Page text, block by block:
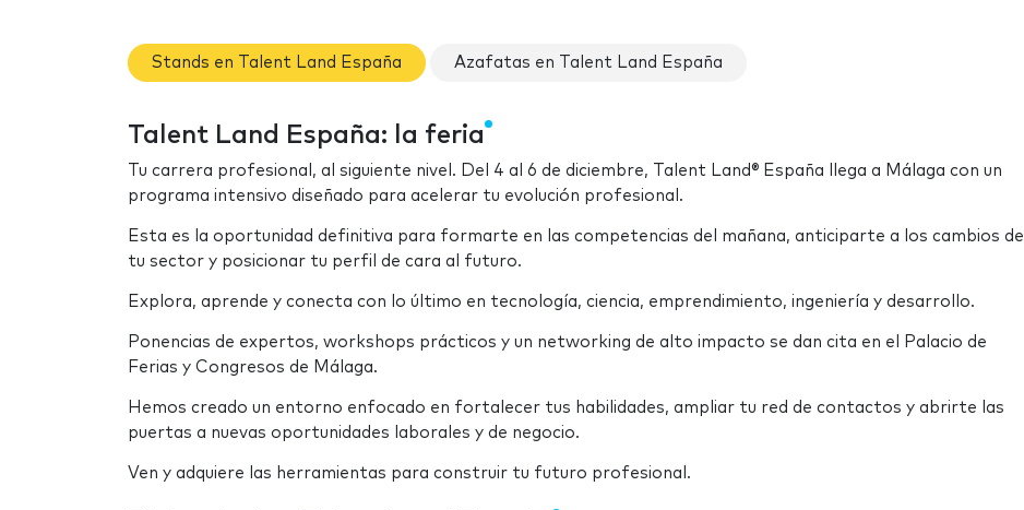
Stands en Talent Land España Azafatas en Talent Land España
Talent Land España: la feria
Tu carrera profesional, al siguiente nivel. Del 4 al 6 de diciembre, Talent Land® España llega a Málaga con un
programa intensivo diseñado para acelerar tu evolución profesional.
Esta es la oportunidad definitiva para formarte en las competencias del mañana, anticiparte a los cambios de
tu sector y posicionar tu perfil de cara al futuro.
Explora, aprende y conecta con lo último en tecnología, ciencia, emprendimiento, ingeniería y desarrollo.
Ponencias de expertos, workshops prácticos y un networking de alto impacto se dan cita en el Palacio de
Ferias y Congresos de Málaga.
Hemos creado un entorno enfocado en fortalecer tus habilidades, ampliar tu red de contactos y abrirte las
puertas a nuevas oportunidades laborales y de negocio.
Ven y adquiere las herramientas para construir tu futuro profesional.